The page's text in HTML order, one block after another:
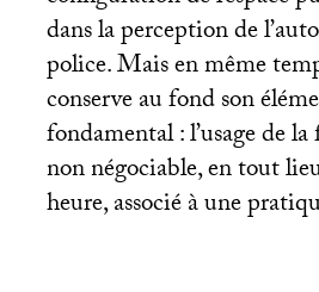
dans la perception de
police. Mais en même
conserve au fond son
fondamental : l’usage de
non négociable, en tout
heure, associé à une